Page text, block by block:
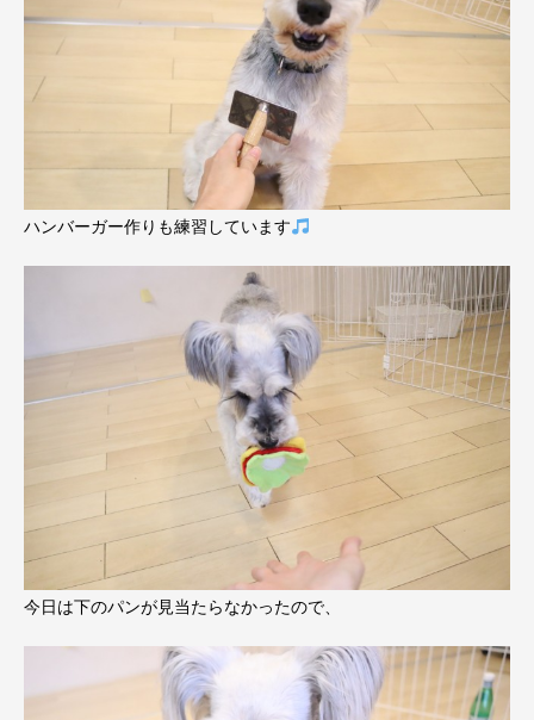
ハンバーガー作りも練習しています
今日は下のパンが見当たらなかったので、